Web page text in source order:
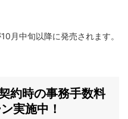
月中旬以降に発売されます。
約時の事務手数料
実施中！